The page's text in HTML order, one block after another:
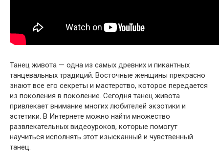
Танец живота — одна из самых древних и пикантных
танцевальных традиций. Восточные женщины прекрасно
знают все его секреты и мастерство, которое передается
из поколения в поколение. Сегодня танец живота
привлекает внимание многих любителей экзотики и
эстетики. В Интернете можно найти множество
развлекательных видеоуроков, которые помогут
научиться исполнять этот изысканный и чувственный
танец.